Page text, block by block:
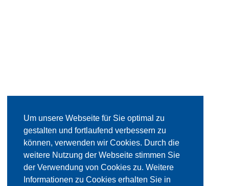
Um unsere Webseite für Sie optimal zu
gestalten und fortlaufend verbessern zu
können, verwenden wir Cookies. Durch die
weitere Nutzung der Webseite stimmen Sie
der Verwendung von Cookies zu. Weitere
Informationen zu Cookies erhalten Sie in